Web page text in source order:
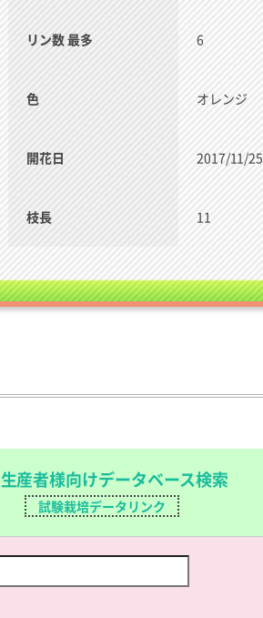
リン数 最多 6
色 オレンジ
開花日 2017/11/25
枝長 11
生産者様向けデータベース検索
試験栽培データリンク